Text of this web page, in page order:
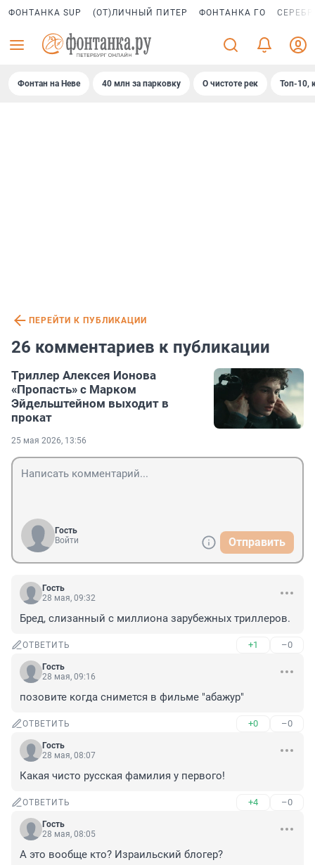
ФОНТАНКА SUP (ОТ)ЛИЧНЫЙ ПИТЕР ФОНТАНКА ГО
Фонтан на Неве 40 млн за парковку О чистоте рек Топ-10,
ПЕРЕЙТИ К ПУБЛИКАЦИИ
26 комментариев к публикации
Триллер Алексея Ионова
«Пропасть» с Марком
Эйдельштейном выходит в
прокат
25 мая 2026, 13:56
Гость
Войти
Отправить
Гость
28 мая, 09:32
Бред, слизанный с миллиона зарубежных триллеров.
ОТВЕТИТЬ +1 –0
Гость
28 мая, 09:16
позовите когда снимется в фильме "абажур"
ОТВЕТИТЬ +0 –0
Гость
28 мая, 08:07
Какая чисто русская фамилия у первого!
ОТВЕТИТЬ +4 –0
Гость
28 мая, 08:05
А это вообще кто? Израильский блогер?